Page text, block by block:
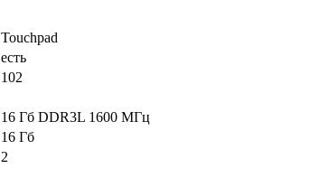
Touchpad
есть
102
16 Гб DDR3L 1600 МГц
16 Гб
2